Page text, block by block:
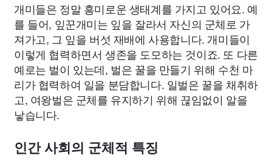
개미들은 정말 흥미로운 생태계를 가지고 있어요. 예
를 들어, 잎꾼개미는 잎을 잘라서 자신의 군체로 가
져가고, 그 잎을 버섯 재배에 사용합니다. 개미들이
이렇게 협력하면서 생존을 도모하는 것이죠. 또 다른
예로는 벌이 있는데, 벌은 꿀을 만들기 위해 수천 마
리가 협력하여 일을 분담합니다. 일벌은 꿀을 채취하
고, 여왕벌은 군체를 유지하기 위해 끊임없이 알을
낳습니다.
인간 사회의 군체적 특징